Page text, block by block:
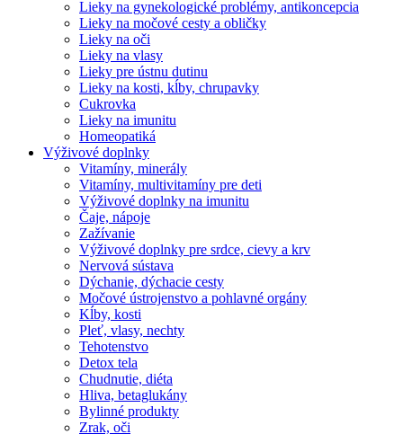
Lieky na gynekologické problémy, antikoncepcia
Lieky na močové cesty a obličky
Lieky na oči
Lieky na vlasy
Lieky pre ústnu dutinu
Lieky na kosti, kĺby, chrupavky
Cukrovka
Lieky na imunitu
Homeopatiká
Výživové doplnky
Vitamíny, minerály
Vitamíny, multivitamíny pre deti
Výživové doplnky na imunitu
Čaje, nápoje
Zažívanie
Výživové doplnky pre srdce, cievy a krv
Nervová sústava
Dýchanie, dýchacie cesty
Močové ústrojenstvo a pohlavné orgány
Kĺby, kosti
Pleť, vlasy, nechty
Tehotenstvo
Detox tela
Chudnutie, diéta
Hliva, betaglukány
Bylinné produkty
Zrak, oči